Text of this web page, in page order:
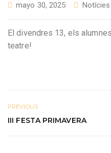
mayo 30, 2025 Notícies
El divendres 13, els
teatre!
PREVIOUS
III FESTA PRIMAVERA